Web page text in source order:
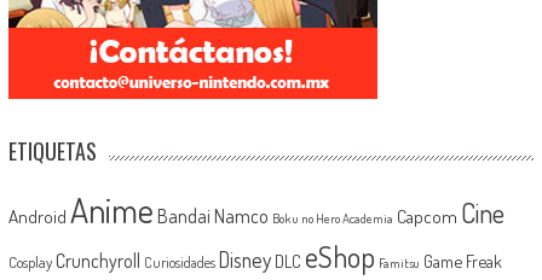
ETIQUETAS
Android Anime Bandai Namco Boku no Hero Academia Capcom Cine
Cosplay Crunchyroll Curiosidades Disney DLC eShop Famitsu Game Freak